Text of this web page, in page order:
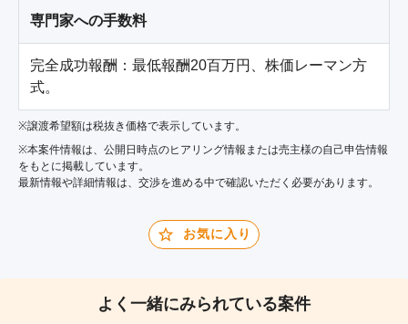
専門家への手数料
完全成功報酬：最低報酬20百万円、株価レーマン方
式。
※譲渡希望額は税抜き価格で表示しています。
※本案件情報は、公開日時点のヒアリング情報または売主様の自己申告情報
をもとに掲載しています。
最新情報や詳細情報は、交渉を進める中で確認いただく必要があります。
お気に入り
よく一緒にみられている案件